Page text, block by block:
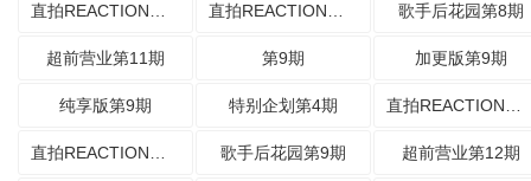
歌手后花园第8期
超前营业第11期 第9期 加更版第9期
纯享版第9期 特别企划第4期
歌手后花园第9期 超前营业第12期